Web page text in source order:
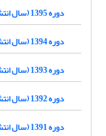
دوره 1395 (سال انتشار 1396)
دوره 1394 (سال انتشار 1395)
دوره 1393 (سال انتشار 1394)
دوره 1392 (سال انتشار 1394)
دوره 1391 (سال انتشار 1392)